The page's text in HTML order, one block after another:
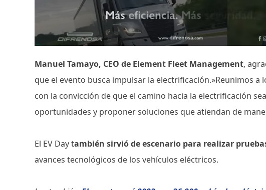
Manuel Tamayo, CEO de Element Fleet Management,
que el evento busca impulsar la electrificación.»Reunimos
con la convicción de que el camino hacia la electrificación
oportunidades y proponer soluciones que atiendan de
El EV Day también sirvió de escenario para realizar
avances tecnológicos de los vehículos eléctricos.